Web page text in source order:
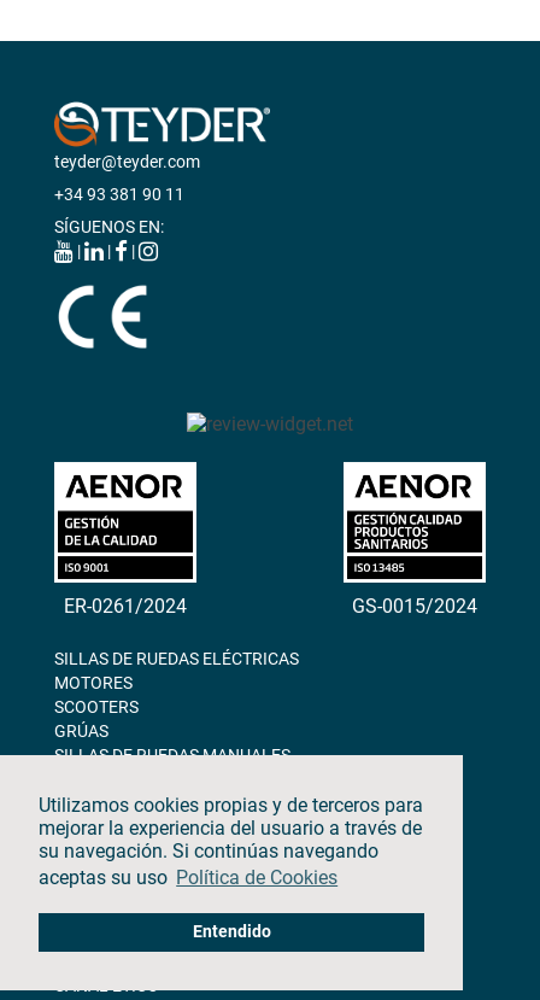
Utilizamos cookies propias y de terceros para
mejorar la experiencia del usuario a través de
su navegación. Si continúas navegando
aceptas su uso Política de Cookies
Entendido
teyder@teyder.com
+34 93 381 90 11
SÍGUENOS EN:
|
| |
ER-0261/2024 GS-0015/2024
SILLAS DE RUEDAS ELÉCTRICAS
MOTORES
SCOOTERS
GRÚAS
SILLAS DE RUEDAS MANUALES
CONTACTO
BLOG